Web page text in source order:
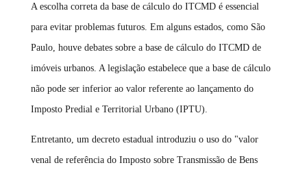
A escolha correta da base de cálculo do ITCMD é essencial
para evitar problemas futuros. Em alguns estados, como São
Paulo, houve debates sobre a base de cálculo do ITCMD de
imóveis urbanos. A legislação estabelece que a base de cálculo
não pode ser inferior ao valor referente ao lançamento do
Imposto Predial e Territorial Urbano (IPTU).
Entretanto, um decreto estadual introduziu o uso do "valor
venal de referência do Imposto sobre Transmissão de Bens